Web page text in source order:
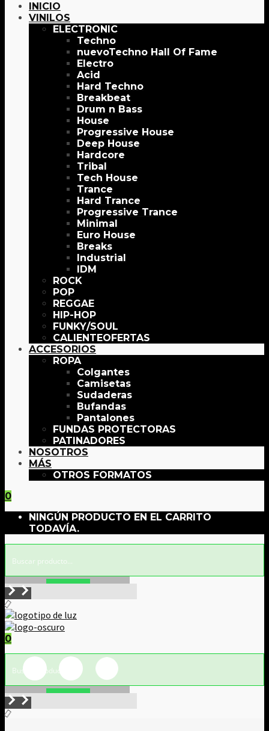
INICIO
VINILOS
ELECTRONIC
Techno
Techno Hall Of Fame
Electro
Acid
Hard Techno
Breakbeat
Drum n Bass
House
Progressive House
Deep House
Hardcore
Tribal
Tech House
Trance
Hard Trance
Progressive Trance
Minimal
Euro House
Breaks
Industrial
IDM
ROCK
POP
REGGAE
HIP-HOP
FUNKY/SOUL
OFERTAS
ACCESORIOS
ROPA
Colgantes
Camisetas
Sudaderas
Bufandas
Pantalones
FUNDAS PROTECTORAS
PATINADORES
NOSOTROS
MÁS
OTROS FORMATOS
0
NINGÚN PRODUCTO EN EL CARRITO
TODAVÍA.
0